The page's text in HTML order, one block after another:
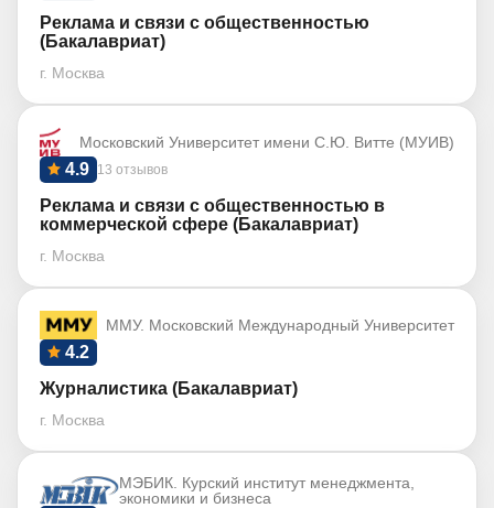
Реклама и связи с общественностью
(Бакалавриат)
г. Москва
Московский Университет имени С.Ю. Витте (МУИВ)
13 отзывов
4.9
Реклама и связи с общественностью в
коммерческой сфере (Бакалавриат)
г. Москва
ММУ. Московский Международный Университет
4.2
Журналистика (Бакалавриат)
г. Москва
МЭБИК. Курский институт менеджмента,
экономики и бизнеса